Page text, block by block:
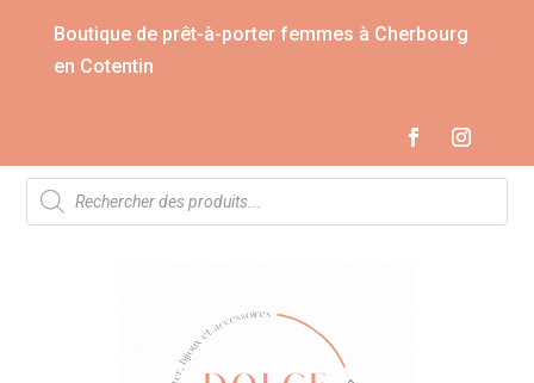
Boutique de prêt-à-porter femmes à Cherbourg
en Cotentin
Recherche
de
produits